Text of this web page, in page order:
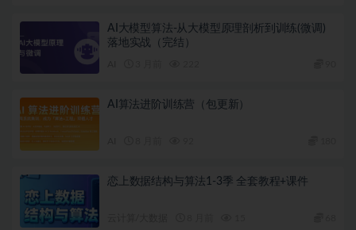
AI大模型算法-从大模型原理剖析到训练(微调)
落地实战（完结）
AI算法进阶训练营（包更新）
恋上数据结构与算法1-3季 全套教程+课件